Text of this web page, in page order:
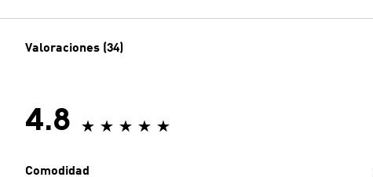
Valoraciones (34)
4.8
Comodidad